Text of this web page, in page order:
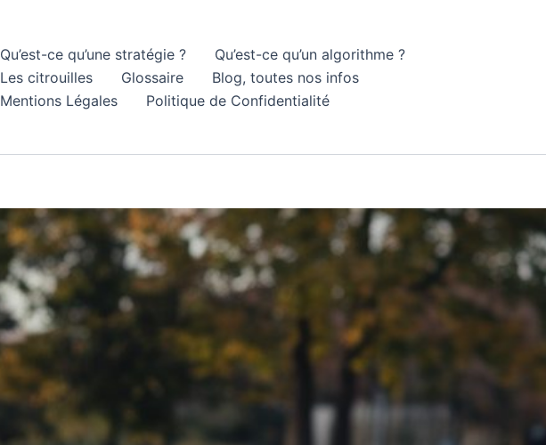
Qu’est-ce qu’une stratégie ?
Qu’est-ce qu’un algorithme ?
Les citrouilles
Glossaire
Blog, toutes nos infos
Mentions Légales
Politique de Confidentialité